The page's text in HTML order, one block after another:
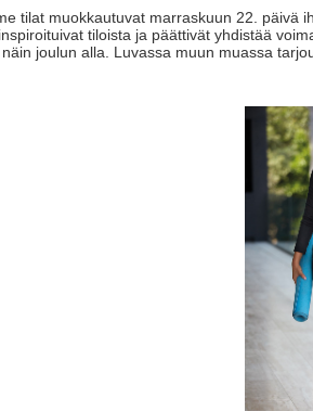
tilat muokkautuvat marraskuun 22. päivä
tiloista ja päättivät yhdistää
joulun alla. Luvassa muun muassa